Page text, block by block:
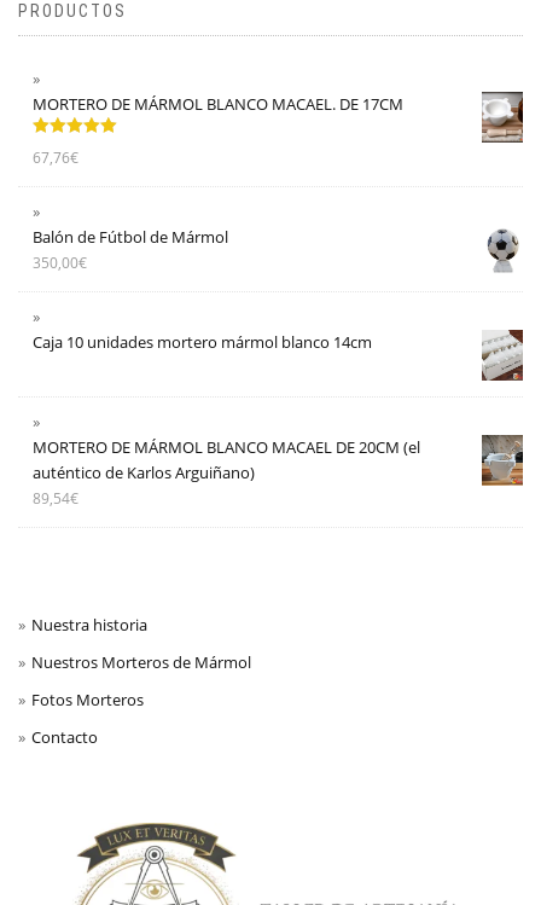
PRODUCTOS
MORTERO DE MÁRMOL BLANCO MACAEL. DE 17CM
con5.00
67,76€
Balón de Fútbol de Mármol
350,00€
Caja 10 unidades mortero mármol blanco 14cm
MORTERO DE MÁRMOL BLANCO MACAEL DE 20CM (el
auténtico de Karlos Arguiñano)
89,54€
Nuestra historia
Nuestros Morteros de Mármol
Fotos Morteros
Contacto